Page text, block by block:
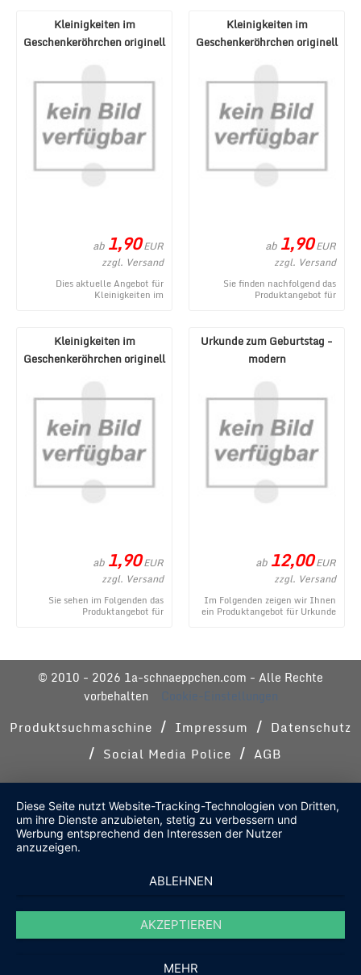
Kleinigkeiten im
Geschenkeröhrchen originell
ab 1,90EUR
zzgl. Versand
Dies aktuelle Angebot für
Kleinigkeiten im
Kleinigkeiten im
Geschenkeröhrchen originell
ab 1,90EUR
zzgl. Versand
Sie finden nachfolgend das
Produktangebot für
Kleinigkeiten im
Geschenkeröhrchen originell
ab 1,90EUR
zzgl. Versand
Sie sehen im Folgenden das
Produktangebot für
Urkunde zum Geburtstag -
modern
ab 12,00EUR
zzgl. Versand
Im Folgenden zeigen wir Ihnen
ein Produktangebot für Urkunde
© 2010 - 2026 1a-schnaeppchen.com - Alle Rechte
vorbehalten
Cookie-Einstellungen
Produktsuchmaschine / Impressum / Datenschutz
/ Social Media Police / AGB
Diese Seite nutzt Website-Tracking-Technologien von Dritten,
um ihre Dienste anzubieten, stetig zu verbessern und
Werbung entsprechend den Interessen der Nutzer
anzuzeigen.
ABLEHNEN
AKZEPTIEREN
MEHR